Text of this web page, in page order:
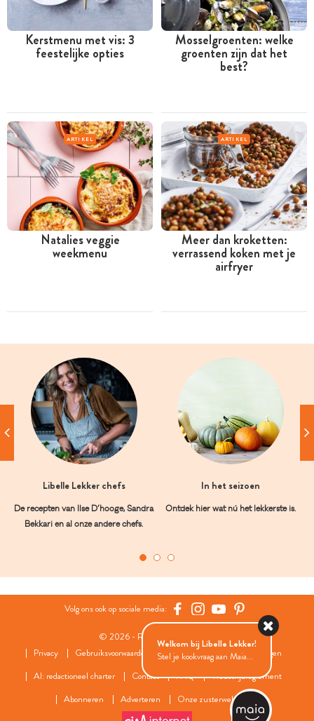
Kerstmenu met vis: 3
feestelijke opties
Mosselgroenten: welke
groenten zijn dat het
best?
ARTIKEL
Natalies veggie
weekmenu
ARTIKEL
Meer dan kroketten:
verrassend koken met je
airfryer
Libelle Lekker chefs
De recepten van Ilse D’hooge, Sandra
Bekkari en al onze andere chefs.
In het seizoen
Ontdek hier wat nú het lekkerste is.
Volg ons ook op sociale media:
© 2026 - Roularta Media Group
Privacy
Gebruiksvoorwaarden Cookies
Cookies instellingen
AI: redactioneel charter
Contact FAQ
Wedstrijdreglement
Abonneren
Adverteren Onze zusterwebsites
Welkom bij Libelle Lekker!
Stel je kookvraag aan Maia...